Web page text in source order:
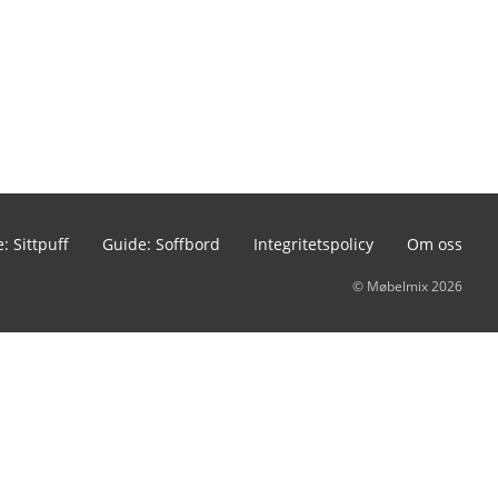
Sittpuff Guide: Soffbord Integritetspolicy Om oss
© Møbelmix 2026